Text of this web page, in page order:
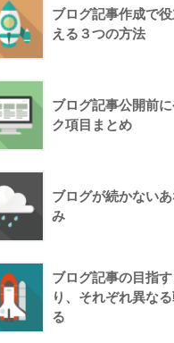
ブログ記事作成で
える３つの方法
ブログ記事公開前
ク項目まとめ
ブログが続かない
み
ブログ記事の目指
り、それぞれ異な
る